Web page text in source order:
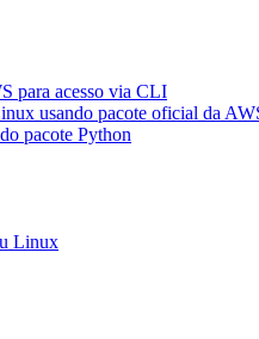
para acesso via CLI
usando pacote oficial da
pacote Python
Linux